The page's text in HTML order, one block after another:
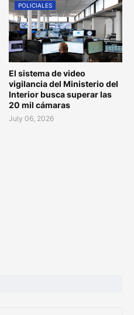
POLICIALES
El sistema de video
vigilancia del Ministerio del
Interior busca superar las
20 mil cámaras
July 06, 2026